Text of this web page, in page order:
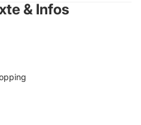
& Infos